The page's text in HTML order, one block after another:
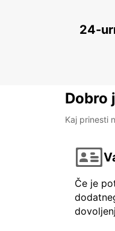
24-
Dobro
Kaj prinesti
Če je